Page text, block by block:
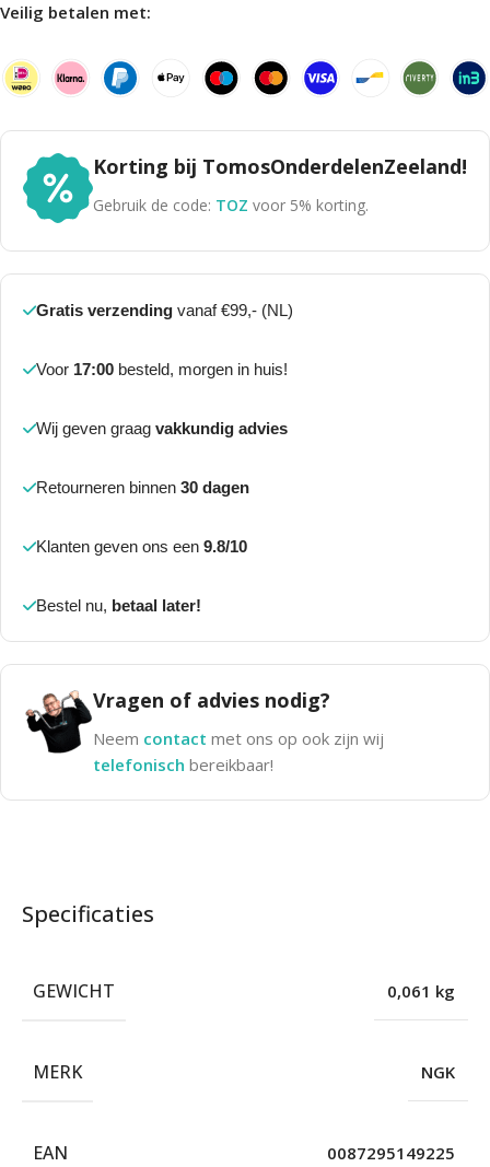
Veilig betalen met:
Korting bij TomosOnderdelenZeeland!
Gebruik de code: TOZ voor 5% korting.
Gratis verzending vanaf €99,- (NL)
Voor 17:00 besteld, morgen in huis!
Wij geven graag vakkundig advies
Retourneren binnen 30 dagen
Klanten geven ons een 9.8/10
Bestel nu, betaal later!
Vragen of advies nodig?
Neem contact met ons op ook zijn wij
telefonisch bereikbaar!
Specificaties
GEWICHT 0,061 kg
MERK NGK
EAN 0087295149225